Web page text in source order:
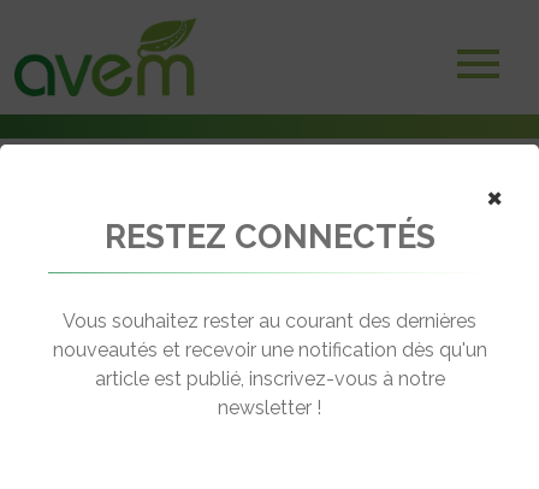
Ventes mondiales de VE & VHR – Les USA n’atteindront pas leurs
← Revenir aux actualités
×
RESTEZ CONNECTÉS
Vous souhaitez rester au courant des dernières
nouveautés et recevoir une notification dès qu'un
article est publié, inscrivez-vous à notre
newsletter !